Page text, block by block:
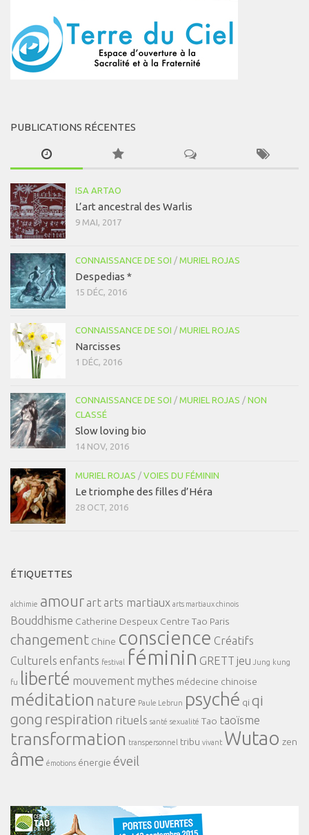
PUBLICATIONS RÉCENTES
ISA ARTAO
L’art ancestral des Warlis
9 MAI, 2017
CONNAISSANCE DE SOI / MURIEL ROJAS
Despedias *
15 DÉC, 2016
CONNAISSANCE DE SOI / MURIEL ROJAS
Narcisses
1 DÉC, 2016
CONNAISSANCE DE SOI / MURIEL ROJAS / NON
CLASSÉ
Slow loving bio
14 NOV, 2016
MURIEL ROJAS / VOIES DU FÉMININ
Le triomphe des filles d’Héra
28 OCT, 2016
ÉTIQUETTES
alchimie amour art arts martiaux arts martiaux chinois
Bouddhisme Catherine Despeux Centre Tao Paris
changement Chine conscience Créatifs
Culturels enfants festival féminin GRETT jeu Jung kung
fu liberté mouvement mythes médecine chinoise
méditation nature Paule Lebrun psyché qi qi
gong respiration rituels santé sexualité Tao taoïsme
transformation transpersonnel tribu vivant Wutao zen
âme émotions énergie éveil